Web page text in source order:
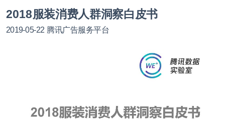
2018服装消费人群洞察白皮书
2019-05-22 腾讯广告服务平台